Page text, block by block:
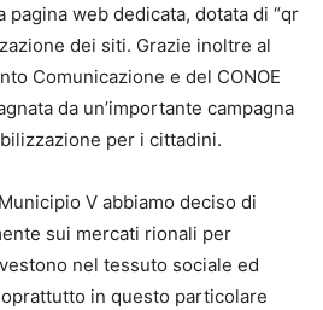
pagina web dedicata, dotata di “qr
dei siti. Grazie inoltre al
Comunicazione e del CONOE
da un’importante campagna
per i cittadini.
V abbiamo deciso di
sui mercati rionali per
nel tessuto sociale ed
in questo particolare